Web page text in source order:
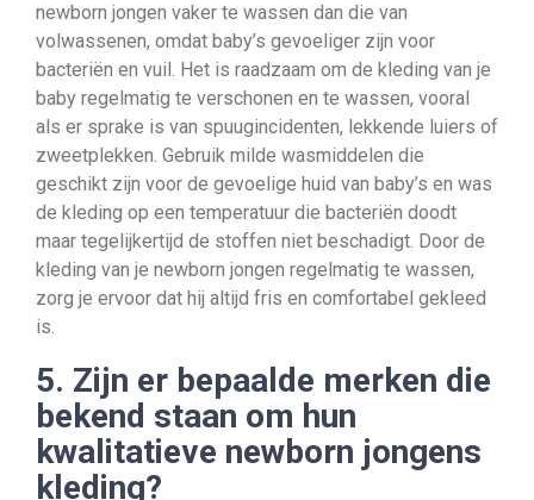
newborn jongen vaker te wassen dan die van
volwassenen, omdat baby’s gevoeliger zijn voor
bacteriën en vuil. Het is raadzaam om de kleding van je
baby regelmatig te verschonen en te wassen, vooral
als er sprake is van spuugincidenten, lekkende luiers of
zweetplekken. Gebruik milde wasmiddelen die
geschikt zijn voor de gevoelige huid van baby’s en was
de kleding op een temperatuur die bacteriën doodt
maar tegelijkertijd de stoffen niet beschadigt. Door de
kleding van je newborn jongen regelmatig te wassen,
zorg je ervoor dat hij altijd fris en comfortabel gekleed
is.
5. Zijn er bepaalde merken die
bekend staan om hun
kwalitatieve newborn jongens
kleding?